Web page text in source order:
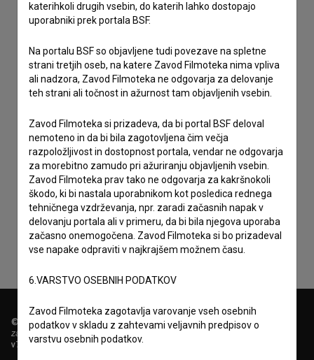
Sprejemamsplošne pogojein dajemsoglasjeza
zbiranje, hrambo in obdelavo osebnih podatkov.
© 2018-2026, Filmoteka,
zavod za širjenje filmske kulture
v7.151.0
katerihkoli drugih vsebin, do katerih lahko dostopajo
uporabniki prek portala BSF.
Na portalu BSF so objavljene tudi povezave na spletne
strani tretjih oseb, na katere Zavod Filmoteka nima vpliva
ali nadzora, Zavod Filmoteka ne odgovarja za delovanje
teh strani ali točnost in ažurnost tam objavljenih vsebin.
Zavod Filmoteka si prizadeva, da bi portal BSF deloval
nemoteno in da bi bila zagotovljena čim večja
razpoložljivost in dostopnost portala, vendar ne odgovarja
za morebitno zamudo pri ažuriranju objavljenih vsebin.
Zavod Filmoteka prav tako ne odgovarja za kakršnokoli
škodo, ki bi nastala uporabnikom kot posledica rednega
tehničnega vzdrževanja, npr. zaradi začasnih napak v
delovanju portala ali v primeru, da bi bila njegova uporaba
začasno onemogočena. Zavod Filmoteka si bo prizadeval
vse napake odpraviti v najkrajšem možnem času.
6.VARSTVO OSEBNIH PODATKOV
Zavod Filmoteka zagotavlja varovanje vseh osebnih
podatkov v skladu z zahtevami veljavnih predpisov o
varstvu osebnih podatkov.